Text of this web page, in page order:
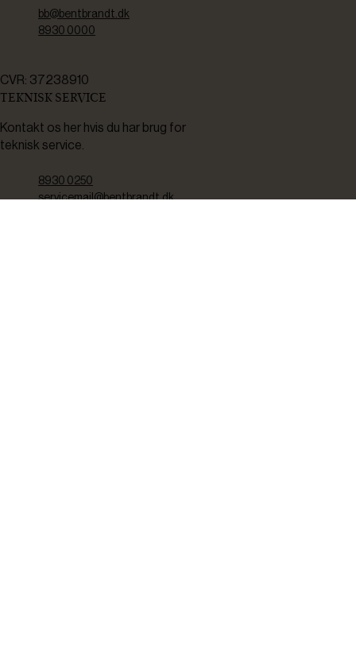
bb@bentbrandt.dk
8930 0000
CVR: 37238910
TEKNISK SERVICE
Kontakt os her hvis du har brug for
teknisk service.
8930 0250
servicemail@bentbrandt.dk